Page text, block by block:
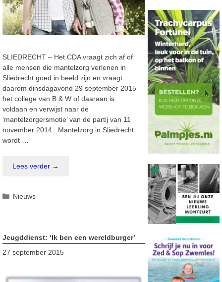
SLIEDRECHT – Het CDA vraagt zich af of
alle mensen die mantelzorg verlenen in
Sliedrecht goed in beeld zijn en vraagt
daarom dinsdagavond 29 september 2015
het college van B & W of daaraan is
voldaan en verwijst naar de
‘mantelzorgersmotie’ van de partij van 11
november 2014. Mantelzorg in Sliedrecht
wordt …
Lees verder →
Categorieën
Nieuws
Jeugddienst: ‘Ik ben een wereldburger’
27 september 2015